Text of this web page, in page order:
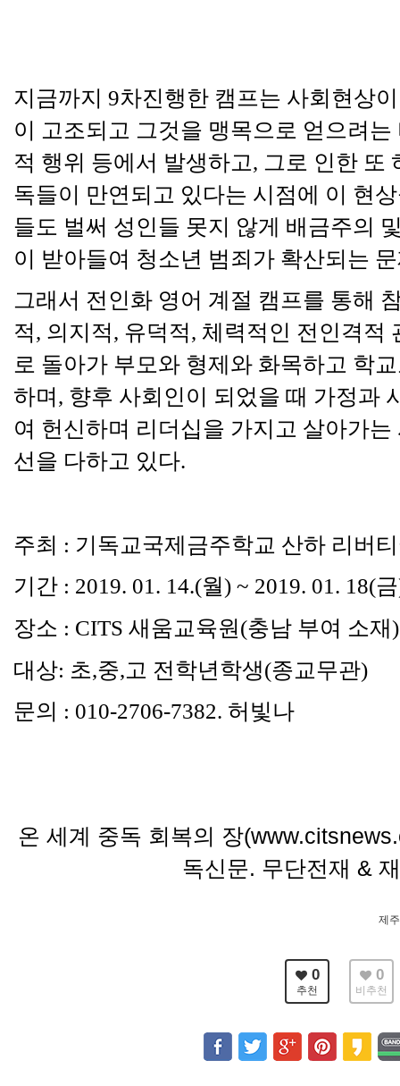
지금까지 9차진행한 캠프는 사회현상
이 고조되고 그것을 맹목으로 얻으려
적 행위 등에서 발생하고, 그로 인한 또
독들이 만연되고 있다는 시점에 이 현
들도 벌써 성인들 못지 않게 배금주의
이 받아들여 청소년 범죄가 확산되는
그래서 전인화 영어 계절 캠프를 통해
적, 의지적, 유덕적, 체력적인 전인격적
로 돌아가 부모와 형제와 화목하고 학
하며 , 향후 사회인이 되었을 때 가정과
여 헌신하며 리더십을 가지고 살아가
선을 다하고 있다.
주최 : 기독교국제금주학교 산하 리버
기간 : 2019. 01. 14.(월) ~ 2019. 01. 18(금
장소 : CITS 새움교육원 (충남 부여 소재)
대상: 초,중,고 전학년학생(종교무관)
문의 : 010-2706-7382. 허빛나
온 세계 중독 회복의 장
독신문. 무단전재 &
제
0
추천
0
비추천